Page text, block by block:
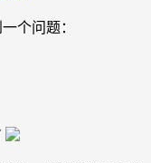
个问题：